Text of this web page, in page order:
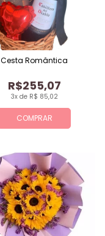
COMPRAR
3x de R$ 85,02
R$255,07
Cesta Romântica